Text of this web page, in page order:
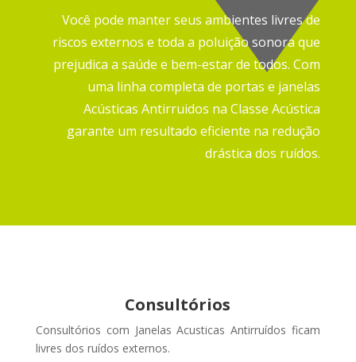
Você pode manter seus ambientes livres de
riscos externos e toda a poluição sonora que
prejudica a saúde e bem-estar de todos.Com
uma linha completa de portas e janelas
Acústicas Antirruidos na Classe Acústica
garante um resultado eficiente na redução
drástica dos ruídos.
Consultórios
Consultórios com Janelas Acusticas Antirruídos ficam
livres dos ruídos externos.